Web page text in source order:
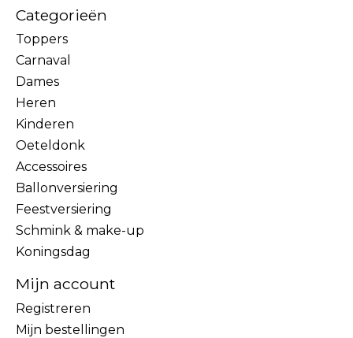
Categorieën
Toppers
Carnaval
Dames
Heren
Kinderen
Oeteldonk
Accessoires
Ballonversiering
Feestversiering
Schmink & make-up
Koningsdag
Mijn account
Registreren
Mijn bestellingen